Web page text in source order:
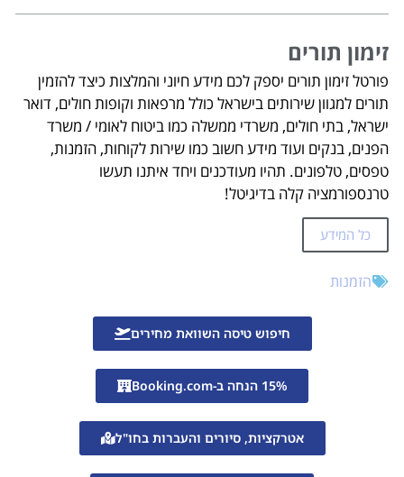
זימון תורים
פורטל זימון תורים יספק לכם מידע חיוני והמלצות כיצד להזמין
תורים למגוון שירותים בישראל כולל מרפאות וקופות חולים, דואר
ישראל, בתי חולים, משרדי ממשלה כמו ביטוח לאומי / משרד
הפנים, בנקים ועוד מידע חשוב כמו שירות לקוחות, הזמנות,
טפסים, טלפונים. תהיו מעודכנים ויחד איתנו תעשו
טרנספורמציה קלה בדיגיטל!
כל המידע
הזמנות
חיפוש טיסה השוואת מחירים
15% הנחה ב-Booking.com
אטרקציות, סיורים והעברות בחו"ל